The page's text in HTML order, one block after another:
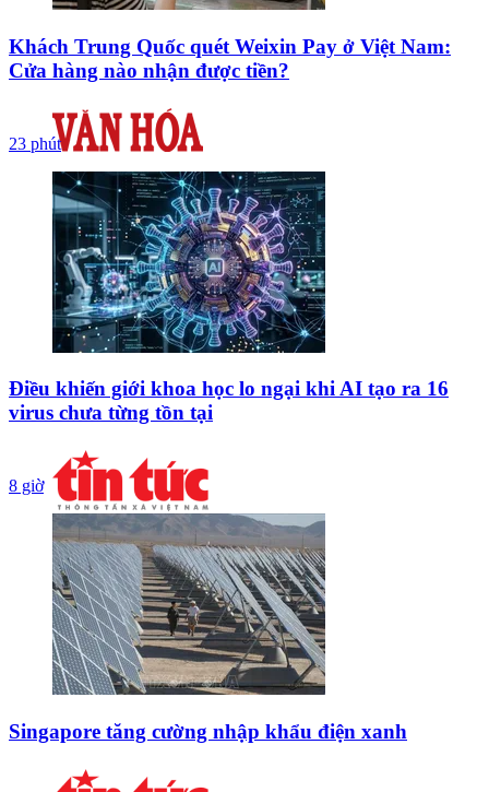
Khách Trung Quốc quét Weixin Pay ở Việt Nam:
Cửa hàng nào nhận được tiền?
23 phút
Điều khiến giới khoa học lo ngại khi AI tạo ra 16
virus chưa từng tồn tại
8 giờ
Singapore tăng cường nhập khẩu điện xanh